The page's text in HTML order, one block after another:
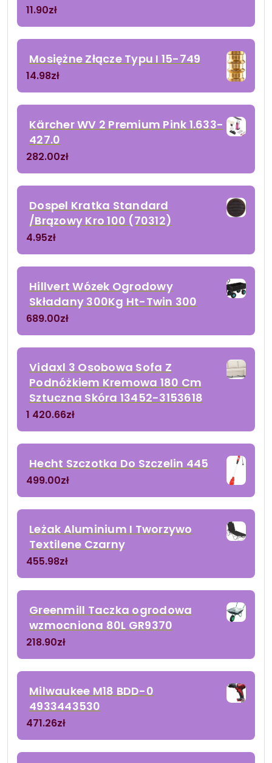
11.90zł
Mosiężne Złącze Typu I 15-749
14.98zł
Kärcher WV 2 Premium Pink 1.633-
427.0
282.00zł
Dospel Kratka Standard
/Brązowy Kro 100 (70312)
4.95zł
Hillvert Wózek Ogrodowy
Składany 300Kg Ht-Twin 300
689.00zł
Vidaxl 3 Osobowa Sofa Z
Podnóżkiem Kremowa 180 Cm
Sztuczna Skóra 13452-3153618
1 420.66zł
Hecht Szczotka Do Szczelin 445
499.00zł
Leżak Aluminium I Tworzywo
Textilene Czarny
455.98zł
Greenmill Taczka ogrodowa
wzmocniona 80L GR9370
218.90zł
Milwaukee M18 BDD-0
4933443530
471.26zł